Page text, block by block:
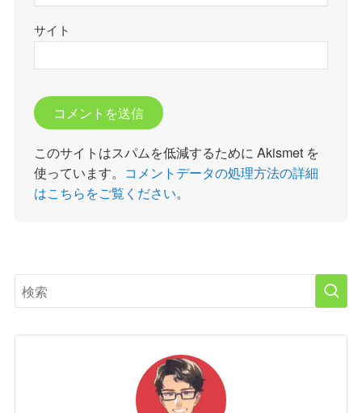
サイト
このサイトはスパムを低減するために Akismet を
使っています。 コメントデータの処理方法の詳細
はこちらをご覧ください。